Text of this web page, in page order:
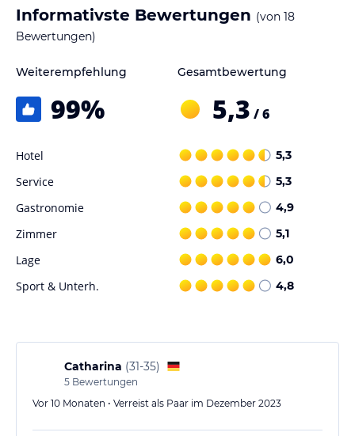
Angaben ohne Gewähr. Bitte lies vor der Buchung die
verbindlichenAngebotsdetailsdes jeweiligen Veranstalters.
Informativste Bewertungen (von 18
Bewertungen)
Weiterempfehlung
99%
Gesamtbewertung
5,3 / 6
Hotel 5,3
Service 5,3
Gastronomie 4,9
Zimmer 5,1
Lage 6,0
Sport & Unterh. 4,8
Catharina (31-35)
5 Bewertungen
Vor 10 Monaten • Verreist als Paar im Dezember 2023